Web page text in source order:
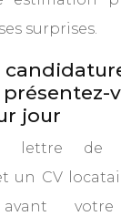
surprises.
jour
lettre de
un CV
votre